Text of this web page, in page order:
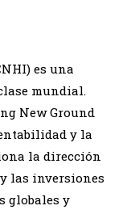
es una
mundial.
New Ground
y la
la dirección
las inversiones
globales y